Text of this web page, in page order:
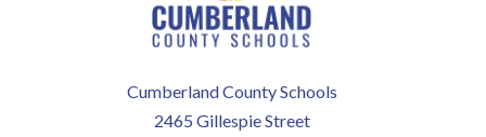
Cumberland County Schools
2465 Gillespie Street